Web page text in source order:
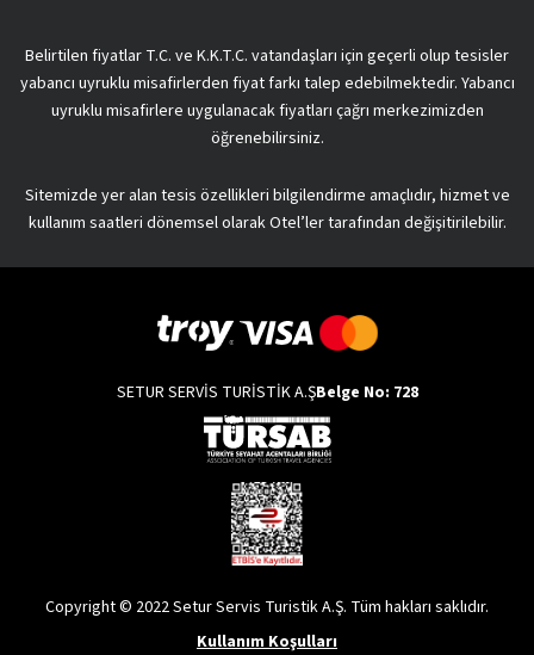
Belirtilen fiyatlar T.C. ve K.K.T.C. vatandaşları için geçerli olup tesisler
yabancı uyruklu misafirlerden fiyat farkı talep edebilmektedir. Yabancı
uyruklu misafirlere uygulanacak fiyatları çağrı merkezimizden
öğrenebilirsiniz.
Sitemizde yer alan tesis özellikleri bilgilendirme amaçlıdır, hizmet ve
kullanım saatleri dönemsel olarak Otel’ler tarafından değişitirilebilir.
SETUR SERVİS TURİSTİK A.ŞBelge No: 728
Copyright © 2022 Setur Servis Turistik A.Ş. Tüm hakları saklıdır.
Kullanım Koşulları